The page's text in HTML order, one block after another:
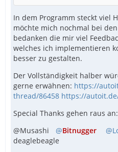
In dem Programm steckt viel
möchte mich nochmal bei
bedanken die mir viel
welches ich implementieren
besser zu gestalten.
Der Vollständigkeit halber
gerne erwähnen: https://
thread/86458 https://
Special Thanks gehen raus an:
@Musashi
Bitnugger
deaglebeagle